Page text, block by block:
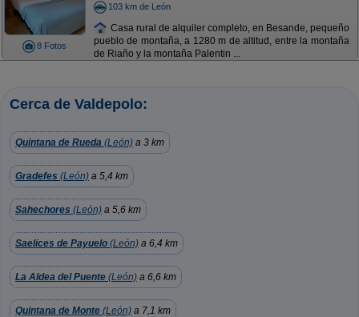
8 Fotos
103 km de León
Casa rural de alquiler completo, en Besande, pequeño
pueblo de montaña, a 1280 m de altitud, entre la montaña
de Riaño y la montaña Palentin ...
Cerca de Valdepolo:
Quintana de Rueda (León) a 3 km
Gradefes (León) a 5,4 km
Sahechores (León) a 5,6 km
Saelices de Payuelo (León) a 6,4 km
La Aldea del Puente (León) a 6,6 km
Quintana de Monte (León) a 7,1 km